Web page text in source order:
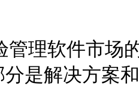
理软件市场
是解决方案